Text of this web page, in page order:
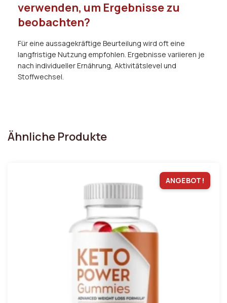
verwenden, um Ergebnisse zu
beobachten?
Für eine aussagekräftige Beurteilung wird oft eine
langfristige Nutzung empfohlen. Ergebnisse variieren je
nach individueller Ernährung, Aktivitätslevel und
Stoffwechsel.
Ähnliche Produkte
ANGEBOT!